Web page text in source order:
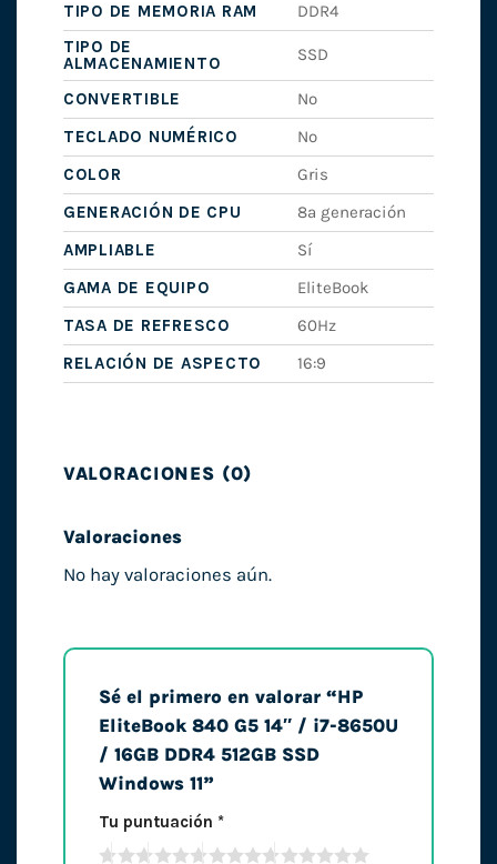
TIPO DE MEMORIA RAM
DDR4
TIPO DE
ALMACENAMIENTO
SSD
CONVERTIBLE
No
TECLADO NUMÉRICO
No
COLOR
Gris
GENERACIÓN DE CPU
8ª generación
AMPLIABLE
Sí
GAMA DE EQUIPO
EliteBook
TASA DE REFRESCO
60Hz
RELACIÓN DE ASPECTO
16:9
VALORACIONES (0)
Valoraciones
No hay valoraciones aún.
Sé el primero en valorar “HP
EliteBook 840 G5 14″ / i7-8650U
/ 16GB DDR4 512GB SSD
Windows 11”
Tu puntuación *